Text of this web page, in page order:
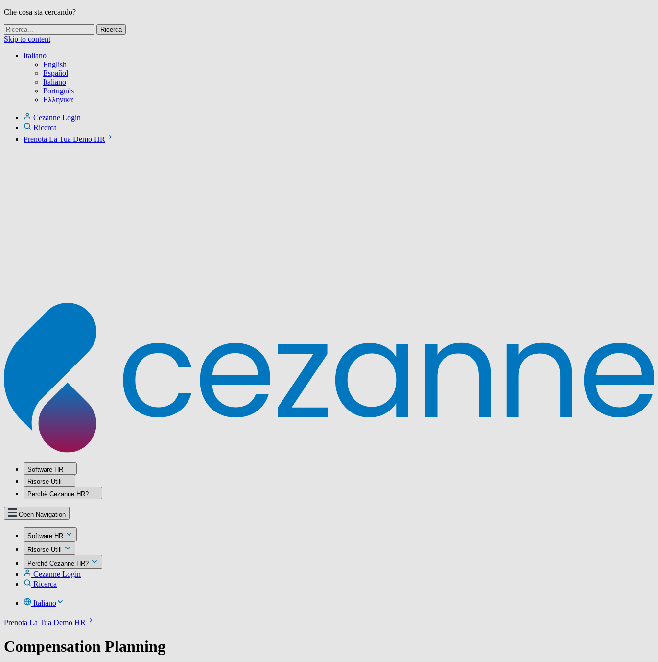
Che cosa sta cercando?
Skip to content
Italiano
English
Español
Italiano
Português
Ελληνικα
Cezanne Login
Ricerca
Prenota La Tua Demo HR
Software HR
Risorse Utili
Perchè Cezanne HR?
Open Navigation
Software HR
Risorse Utili
Perchè Cezanne HR?
Cezanne Login
Ricerca
Italiano
Prenota La Tua Demo HR
Compensation Planning